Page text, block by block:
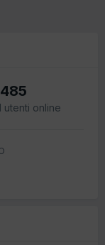
485
utenti online